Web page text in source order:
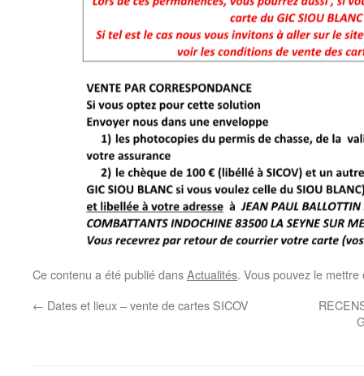
Ce contenu a été publié dansActualités. Vous pouvez le
← Dates et lieux – vente de cartes SICOV